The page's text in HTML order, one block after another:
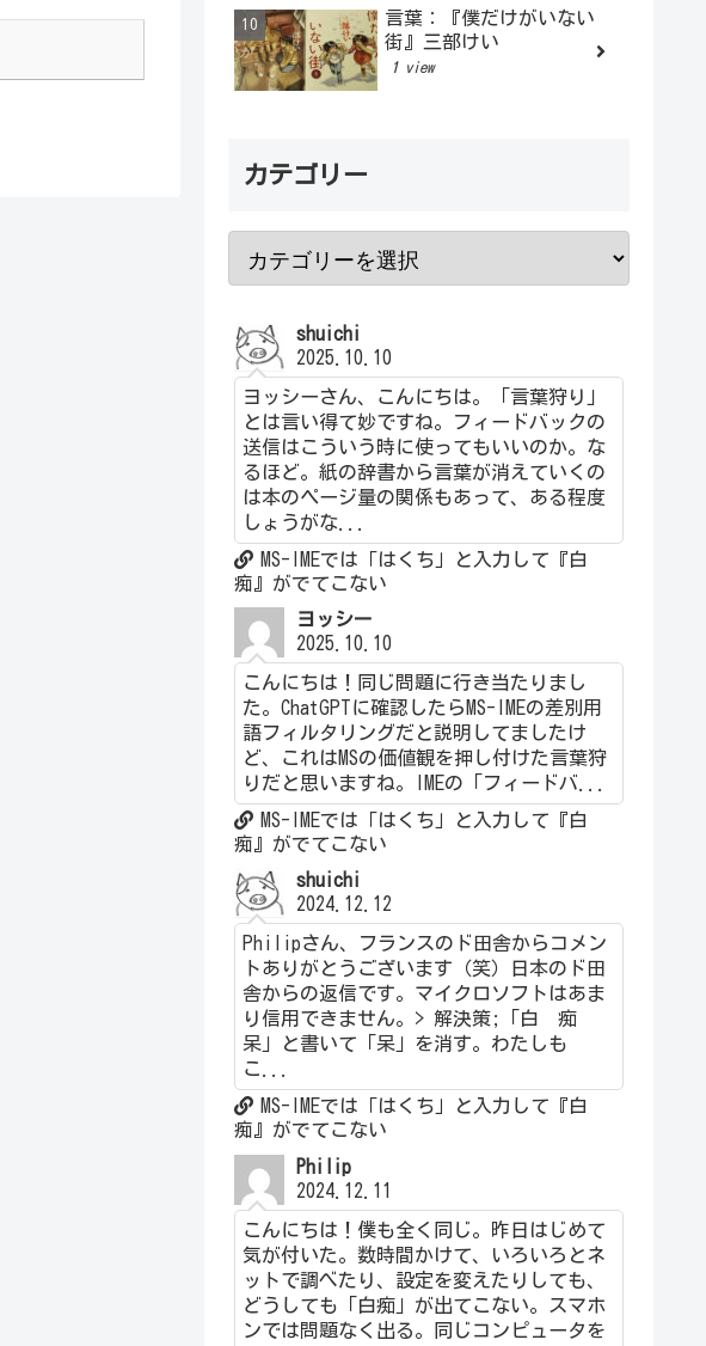
言葉：『僕だけがいない
街』三部けい
1 view
カテゴリー
shuichi
2025.10.10
ヨッシーさん、こんにちは。「言葉狩り」
とは言い得て妙ですね。フィードバックの
送信はこういう時に使ってもいいのか。な
るほど。紙の辞書から言葉が消えていくの
は本のページ量の関係もあって、ある程度
しょうがな...
MS-IMEでは「はくち」と入力して『白
痴』がでてこない
ヨッシー
2025.10.10
こんにちは！同じ問題に行き当たりまし
た。ChatGPTに確認したらMS-IMEの差別用
語フィルタリングだと説明してましたけ
ど、これはMSの価値観を押し付けた言葉狩
りだと思いますね。IMEの「フィードバ...
MS-IMEでは「はくち」と入力して『白
痴』がでてこない
shuichi
2024.12.12
Philipさん、フランスのド田舎からコメン
トありがとうございます（笑）日本のド田
舎からの返信です。マイクロソフトはあま
り信用できません。> 解決策;「白 痴
呆」と書いて「呆」を消す。わたしも
こ...
MS-IMEでは「はくち」と入力して『白
痴』がでてこない
Philip
2024.12.11
こんにちは！僕も全く同じ。昨日はじめて
気が付いた。数時間かけて、いろいろとネ
ットで調べたり、設定を変えたりしても、
どうしても「白痴」が出てこない。スマホ
ンでは問題なく出る。同じコンピュータを